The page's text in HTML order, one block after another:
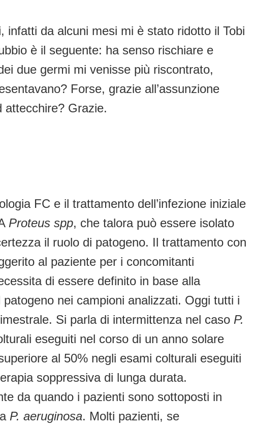
da alcuni mesi mi è stato ridotto il Tobi
è il seguente: ha senso rischiare e
due germi mi venisse più riscontrato,
Forse, grazie all’assunzione
attecchire? Grazie.
FC e il trattamento dell’infezione iniziale
Proteus spp, che talora può essere isolato
il ruolo di patogeno. Il trattamento con
al paziente per i concomitanti
di essere definito in base alla
nei campioni analizzati. Oggi tutti i
Si parla di intermittenza nel caso P.
eseguiti nel corso di un anno solare
al 50% negli esami colturali eseguiti
soppressiva di lunga durata.
da quando i pazienti sono sottoposti in
P. aeruginosa. Molti pazienti, se